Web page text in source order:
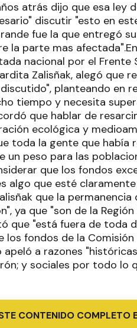
atrás dijo que esa ley
discutir "esto en
fue la que entregó
la parte mas
nacional por el Frente
Zalisñak, alegó que
planteando en
tiempo y necesita
que hablar de
ecológica y
toda la gente que había
un peso para las
que los fondos
algo que esté
que la
ya que "son de la
que "está fuera de toda
los fondos de la
apeló a razones
y sociales por todo lo
CONTENIDO COMPLETO